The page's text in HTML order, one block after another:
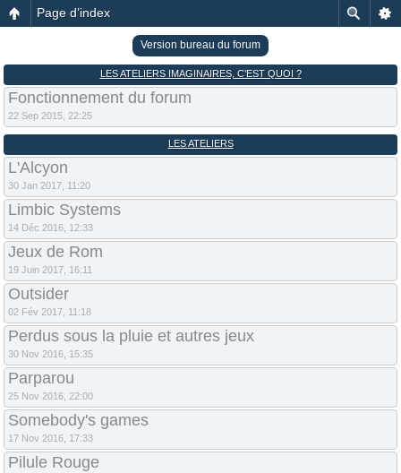
Page d’index
Version bureau du forum
LES ATELIERS IMAGINAIRES, C’EST QUOI ?
Fonctionnement du forum
22 Sep 2015, 22:25
LES ATELIERS
L'Alcyon
30 Jan 2017, 11:20
Limbic Systems
14 Déc 2016, 12:33
Jeux de Rom
19 Juin 2017, 16:11
Outsider
02 Fév 2017, 11:18
Perdus sous la pluie et autres jeux
30 Nov 2016, 15:35
Parparou
25 Nov 2016, 22:00
Somebody's games
17 Nov 2016, 17:33
Pilule Rouge